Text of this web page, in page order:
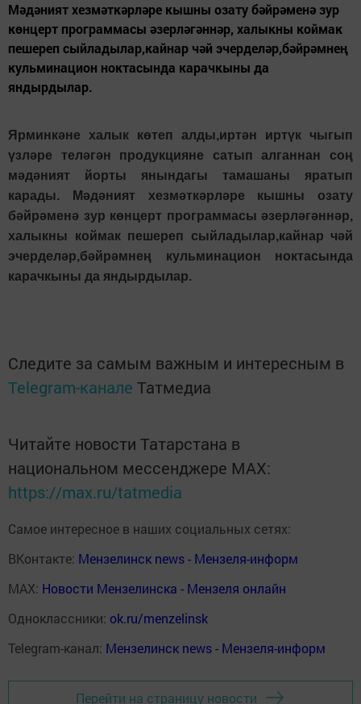
Мәдәният хезмәткәрләре кышны озату бәйрәменә зур
көнцерт программасы әзерләгәннәр, халыкны коймак
пешереп сыйладылар,кайнар чәй эчерделәр,бәйрәмнең
кульминацион ноктасында карачкыны да
яндырдылар.
Ярминкәне халык көтеп алды,иртән иртүк чыгып
үзләре теләгән продукцияне сатып алганнан соң
мәдәният йорты янындагы тамашаны яратып
карады. Мәдәният хезмәткәрләре кышны озату
бәйрәменә зур көнцерт программасы әзерләгәннәр,
халыкны коймак пешереп сыйладылар,кайнар чәй
эчерделәр,бәйрәмнең кульминацион ноктасында
карачкыны да яндырдылар.
Следите за самым важным и интересным в
Telegram-канале Татмедиа
Читайте новости Татарстана в
национальном мессенджере MАХ:
https://max.ru/tatmedia
Самое интересное в наших социальных сетях:
ВКонтакте: Мензелинск news - Мензеля-информ
MAX: Новости Мензелинска - Мензеля онлайн
Одноклассники: ok.ru/menzelinsk
Telegram-канал: Мензелинск news - Мензеля-информ
Перейти на страницу новости